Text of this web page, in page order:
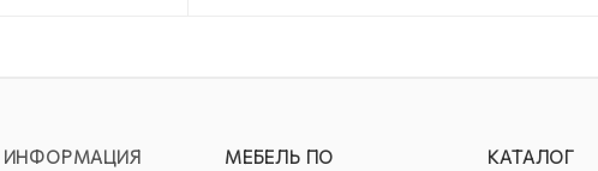
ИНФОРМАЦИЯ
МЕБЕЛЬ ПО
КАТАЛОГ